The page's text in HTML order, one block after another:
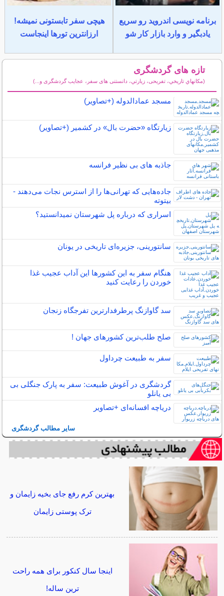
برنامه نویسی اندروید رو سریع
یادبگیر و وارد بازار کار شو
هیچی سفر تابستونی نمیشه!
ارزانترین تورها اینجاست
تازه های گردشگری
(مكانهاي تاريخي، تفریحی، زيارتي، دانستنی های سفر، عجایب گردشگری و...)
مسجد عمادالدوله (+تصاویر)
زیارتگاه «حضرت بال» در کشمیر (+تصاویر)
جاذبه های بی نظیر فرانسه
جاده‌هایی که تهرانی‌ها را از استرس نجات می‌دهند -
بیتوته
اسراری که درباره پل شهرستان نمیدانستید؟
سانتورینی، جزیره‌ای تاریخی در یونان
هنگام سفر به این کشورها این آداب عجیب غذا
خوردن را رعایت کنید
سد گاوازنگ پرطرفدارترین تفرجگاه زنجان
صلح‌ طلب‌ترین کشورهای جهان !
سفر به طبیعت چرداول
گردشگری در آغوش طبیعت: سفر به پارک جنگلی بی
بی یانلو
دریاچه افسانه‌ای +تصاویر
سایر مطالب گردشگری
بهترین کرم رفع جای بخیه زایمان و
ترک پوستی زایمان
اینجا سال کنکور برای همه راحت
ترین ساله!